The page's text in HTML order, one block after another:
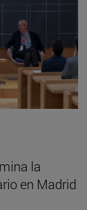
la
en Madrid